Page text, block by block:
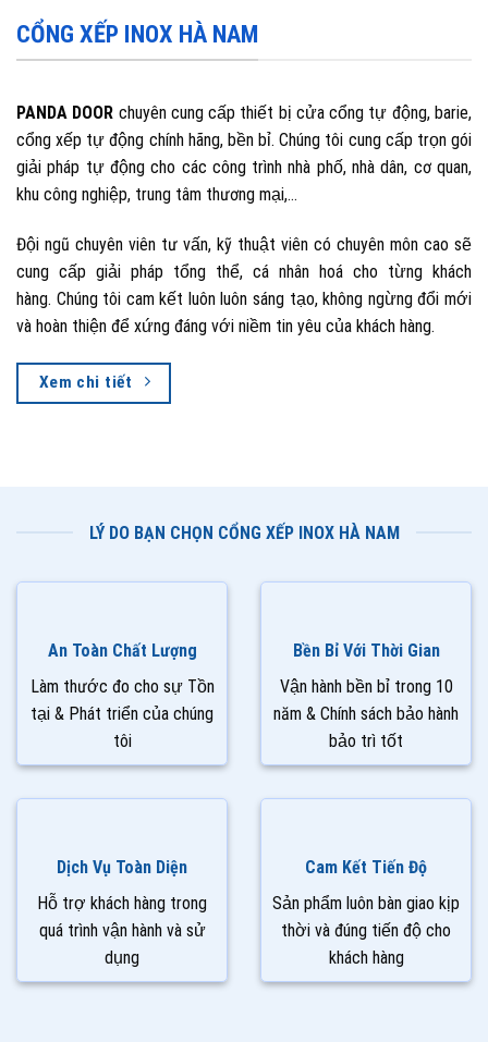
CỔNG XẾP INOX HÀ NAM
PANDA DOOR chuyên cung cấp thiết bị cửa cổng tự động, barie,
cổng xếp tự động chính hãng, bền bỉ. Chúng tôi cung cấp trọn gói
giải pháp tự động cho các công trình nhà phố, nhà dân, cơ quan,
khu công nghiệp, trung tâm thương mại,…
Đội ngũ chuyên viên tư vấn, kỹ thuật viên có chuyên môn cao sẽ
cung cấp giải pháp tổng thể, cá nhân hoá cho từng khách
hàng. Chúng tôi cam kết luôn luôn sáng tạo, không ngừng đổi mới
và hoàn thiện để xứng đáng với niềm tin yêu của khách hàng.
Xem chi tiết
LÝ DO BẠN CHỌN CỔNG XẾP INOX HÀ NAM
An Toàn Chất Lượng
Làm thước đo cho sự Tồn
tại & Phát triển của chúng
tôi
Bền Bỉ Với Thời Gian
Vận hành bền bỉ trong 10
năm & Chính sách bảo hành
bảo trì tốt
Dịch Vụ Toàn Diện
Hỗ trợ khách hàng trong
quá trình vận hành và sử
dụng
Cam Kết Tiến Độ
Sản phẩm luôn bàn giao kịp
thời và đúng tiến độ cho
khách hàng